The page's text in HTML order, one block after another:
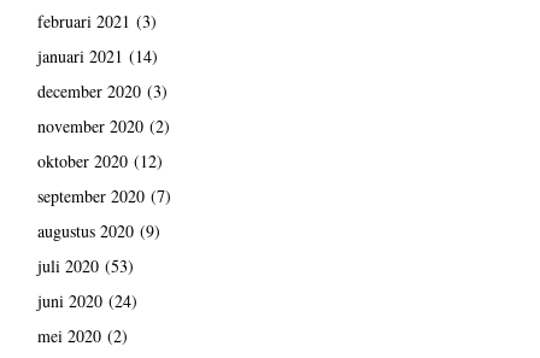
februari 2021 (3)
januari 2021 (14)
december 2020(3)
november 2020(2)
oktober 2020(12)
september 2020(7)
augustus 2020(9)
juli 2020(53)
juni 2020(24)
mei 2020(2)